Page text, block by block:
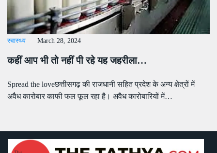
स्वास्थ्य March 28, 2024
कहीं आप भी तो नहीं पी रहे यह जहरीला…
Spread the loveछत्तीसगढ़ की राजधानी सहित प्रदेश के अन्य क्षेत्रों में
अवैध कारोबार काफी फल फूल रहा है। अवैध कारोबारियों में…